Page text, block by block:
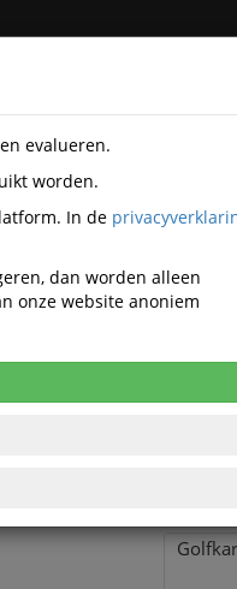
evalueren.
worden.
In de
dan worden alleen
onze website anoniem